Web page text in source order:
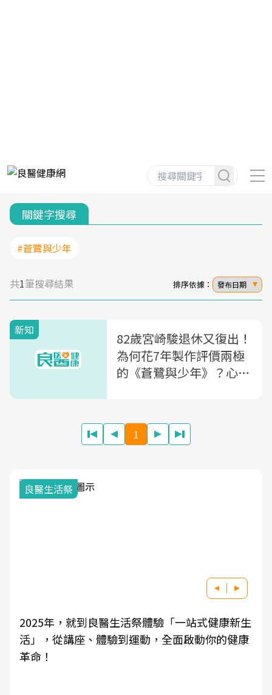
關鍵字搜尋
#蒼鷺與少年
共1筆搜尋結果 排序依據： 發布日期
新知
82歲宮崎駿退休又復出！
為何花7年製作評價兩極
的《蒼鷺與少年》？心理
1
良醫生活祭
2025年，就到良醫生活祭體驗「一站式健康新生
活」，從講座、體驗到運動，全面啟動你的健康
革命！